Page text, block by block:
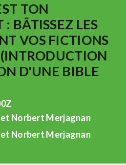
TON
BÂTISSEZ LES
VOS FICTIONS
D'UNE BIBLE
Norbert Merjagnan
Norbert Merjagnan